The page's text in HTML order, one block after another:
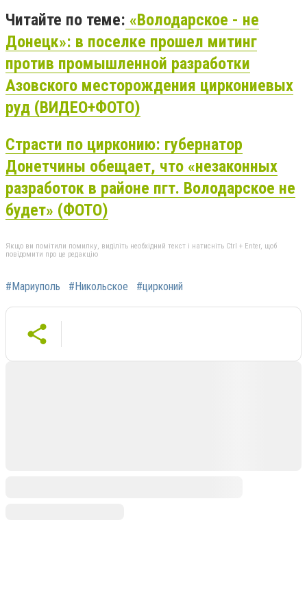
Читайте по теме: «Володарское - не
Донецк»: в поселке прошел митинг
против промышленной разработки
Азовского месторождения циркониевых
руд (ВИДЕО+ФОТО)
Страсти по цирконию: губернатор
Донетчины обещает, что «незаконных
разработок в районе пгт. Володарское не
будет» (ФОТО)
Якщо ви помітили помилку, виділіть необхідний текст і натисніть Ctrl + Enter, щоб
повідомити про це редакцію
#Мариуполь #Никольское #цирконий